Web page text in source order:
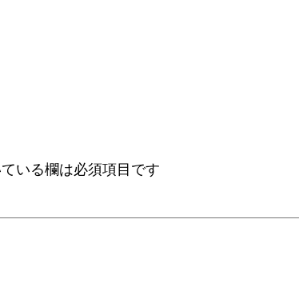
いる欄は必須項目です